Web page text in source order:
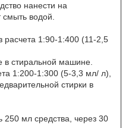
нанести на
смыть водой.
расчета 1:90-1:400 (11-2,5
в стиральной машине.
1:200-1:300 (5-3,3 мл/ л),
стирки в
250 мл средства, через 30